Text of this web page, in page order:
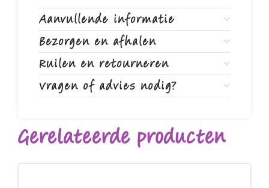
Aanvullende informatie
Bezorgen en afhalen
Ruilen en retourneren
Vragen of advies nodig?
Gerelateerde producten